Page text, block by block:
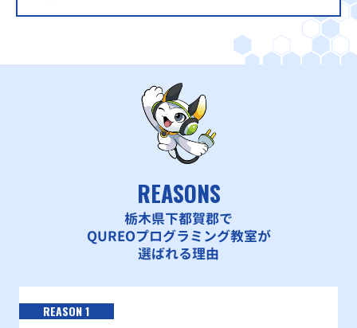
REASONS
栃木県下都賀郡で
QUREOプログラミング教室が
選ばれる理由
REASON 1